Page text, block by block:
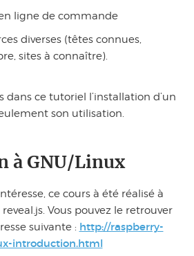
ligne de commande
diverses (têtes connues,
sites à connaître).
dans ce tutoriel l’installation d’un
son utilisation.
à GNU/Linux
ce cours à été réalisé à
Vous pouvez le retrouver
suivante : http://raspberry-
introduction.html